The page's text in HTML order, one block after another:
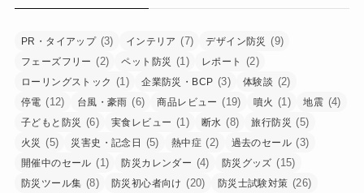
PR・タイアップ (3) インテリア (7) デザイン防災 (9)
フェーズフリー (2) ペット防災 (1) レポート (2)
ローリングストック (1) 企業防災・BCP (3) 体験談 (2)
停電 (12) 台風・豪雨 (6) 商品レビュー (19) 噴火 (1) 地震 (4)
子どもと防災 (6) 実食レビュー (1) 断水 (8) 旅行防災 (5)
火災 (5) 災害史・記念日 (5) 熱中症 (2) 過去のセール (3)
開催中のセール (1) 防災カレンダー (4) 防災グッズ (15)
防災ツール集 (8) 防災初心者向け (20) 防災士試験対策 (26)